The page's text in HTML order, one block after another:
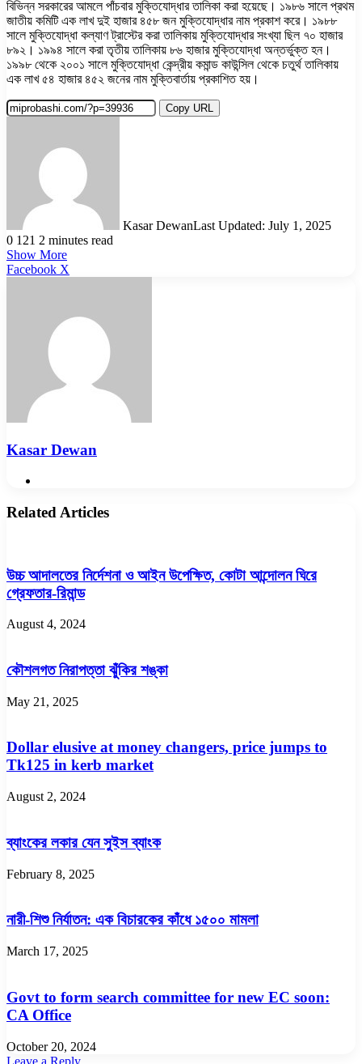
বিভিন্ন সরকারের আমলে পাঁচবার মুক্তিযোদ্ধার তালিকা করা হয়েছে। ১৯৮৬ সালে প্রথম
জাতীয় কমিটি এক লাখ দুই হাজার ৪৫৮ জন মুক্তিযোদ্ধার নাম প্রকাশ করে। ১৯৮৮
সালে মুক্তিযোদ্ধা কল্যাণ ট্রাস্টের করা তালিকায় মুক্তিযোদ্ধার সংখ্যা ছিল ৭০ হাজার
৮৯২। ১৯৯৪ সালে করা তৃতীয় তালিকায় ৮৬ হাজার মুক্তিযোদ্ধা অন্তর্ভুক্ত হন।
১৯৯৮ থেকে ২০০১ সালে মুক্তিযোদ্ধা কেন্দ্রীয় কমান্ড কাউন্সিল থেকে চতুর্থ তালিকায়
এক লাখ ৫৪ হাজার ৪৫২ জনের নাম মুক্তিবার্তায় প্রকাশিত হয়।
Copy URL
Kasar DewanLast Updated: July 1, 2025
0 121 2 minutes read
Show More
Facebook X
Kasar Dewan
Related Articles
উচ্চ আদালতের নির্দেশনা ও আইন উপেক্ষিত, কোটা আন্দোলন ঘিরে
গ্রেফতার-রিমান্ড
August 4, 2024
কৌশলগত নিরাপত্তা ঝুঁকির শঙ্কা
May 21, 2025
Dollar elusive at money changers, price jumps to
Tk125 in kerb market
August 2, 2024
ব্যাংকের লকার যেন সুইস ব্যাংক
February 8, 2025
নারী-শিশু নির্যাতন: এক বিচারকের কাঁধে ১৫০০ মামলা
March 17, 2025
Govt to form search committee for new EC soon:
CA Office
October 20, 2024
Leave a Reply